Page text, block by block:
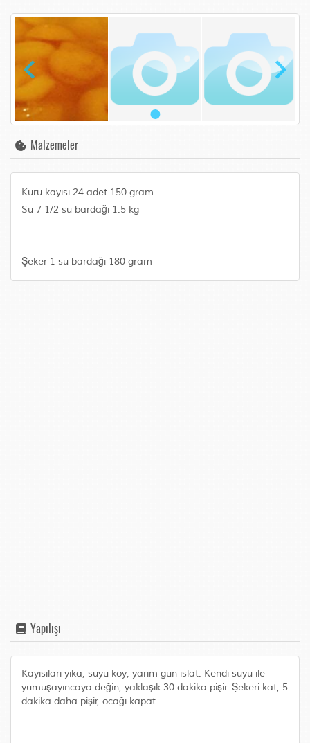
Malzemeler
Kuru kayısı 24 adet 150 gram
Su 7 1/2 su bardağı 1.5 kg
Şeker 1 su bardağı 180 gram
Yapılışı
Kayısıları yıka, suyu koy, yarım gün ıslat. Kendi suyu ile
yumuşayıncaya değin, yaklaşık 30 dakika pişir. Şekeri kat, 5
dakika daha pişir, ocağı kapat.